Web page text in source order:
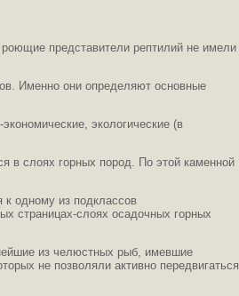
представители рептилий не имели
Именно они определяют основные
экологические (в
в слоях горных пород. По этой каменной
одному из подклассов
страницах-слоях осадочных горных
из челюстных рыб, имевшие
не позволяли активно передвигаться